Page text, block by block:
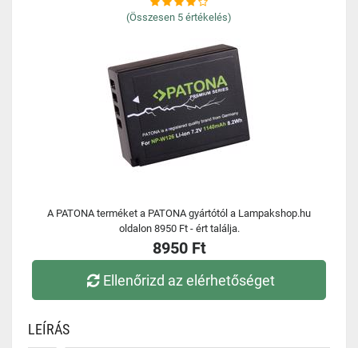
(Összesen 5 értékelés)
A PATONA terméket a PATONA gyártótól a Lampakshop.hu
oldalon 8950 Ft - ért találja.
8950 Ft
Ellenőrizd az elérhetőséget
LEÍRÁS